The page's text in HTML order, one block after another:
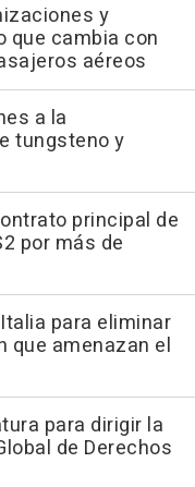
y
que cambia con
aéreos
a la
tungsteno y
principal de
por más de
para eliminar
que amenazan el
para dirigir la
de Derechos